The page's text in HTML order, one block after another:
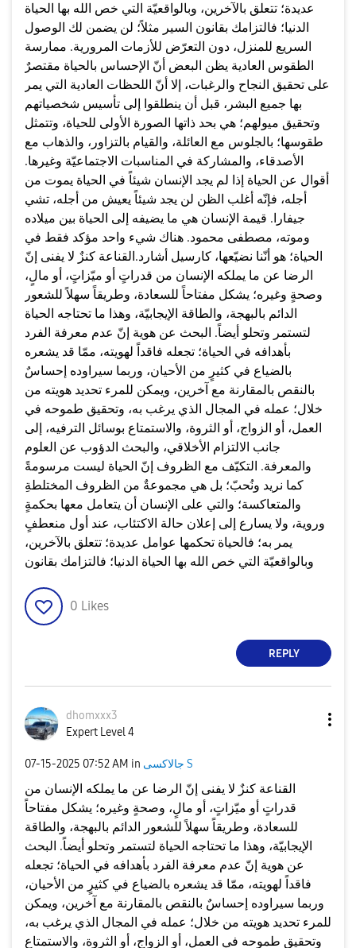
عديدة؛ تتعلق بالآخرين، وبالواقعيّة التي خص الله بها الحياة
الدنيا؛ فالتزامك بقانون السير مثلاً؛ لن يضمن لك الوصول
السريع للمنزل، دون التعرّض للأزمات المرورية. ممارسة
الطقوس العادية يظن البعض أنّ الإحساس بالحياة مقتصرٌ
على تحقيق النجاح والرغبات، إلا أنّ اللحظات العادية التي يمر
بها جميع البشر، قبل أن ينطلقوا إلى تأسيس شخصياتهم
وتحقيق ميولهم؛ هي بحد ذاتها الصورة الأولى للحياة، وتتمثل
طقوسها؛ بالجلوس مع العائلة، والقيام بالتزاور، والذهاب مع
الأصدقاء، والمشاركة في المناسبات الاجتماعيّة وغيرها.
أقوال عن الحياة إذا لم يجد الإنسان شيئاً في الحياة يموت من
أجله، فإنّه أغلب الظن لن يجد شيئاً يعيش من أجله، تشي
جيفارا. قيمة الإنسان هي ما يضيفه إلى الحياة بين ميلاده
وموته، مصطفى محمود. هناك شيء واحد مؤكد فقط في
الحياة؛ هو أنّنا نضيّعها، كارسيل أشارد.القناعة كنزٌ لا يفنى إنّ
الرضا عن ما يملكه الإنسان من قدراتٍ أو ميّزاتٍ، أو مالٍ،
وصحةٍ وغيره؛ يشكل مفتاحاً للسعادة، وطريقاً سهلاً للشعور
الدائم بالبهجة، والطاقة الإيجابيّة، وهذا ما تحتاجه الحياة
لتستمر وتحلو أيضاً. البحث عن هوية إنّ عدم معرفة الفرد
بأهدافه في الحياة؛ تجعله فاقداً لهويته، ممّا قد يشعره
بالضياع في كثيرٍ من الأحيان، وربما سيراوده إحساسٌ
بالنقص بالمقارنة مع آخرين، ويمكن للمرء تحديد هويته من
خلال؛ عمله في المجال الذي يرغب به، وتحقيق طموحه في
العمل، أو الزواج، أو الثروة، والاستمتاع بوسائل الترفيه، إلى
جانب الالتزام الأخلاقي، والبحث الدؤوب عن العلوم
والمعرفة. التكيّف مع الظروف إنّ الحياة ليست مرسومةً
كما نريد ونُحبّ؛ بل هي مجموعةٌ من الظروف المختلطةِ
والمتعاكسة؛ والتي على الإنسان أن يتعامل معها بحكمةٍ
وروية، ولا يسارع إلى إعلان حالة الاكتئاب، عند أول منعطفٍ
يمر به؛ فالحياة تحكمها عوامل عديدة؛ تتعلق بالآخرين،
وبالواقعيّة التي خص الله بها الحياة الدنيا؛ فالتزامك بقانون
0 Likes
REPLY
dhomxxx3
Expert Level 4
‎07-15-2025 07:52 AM in جالاكسى S
القناعة كنزٌ لا يفنى إنّ الرضا عن ما يملكه الإنسان من
قدراتٍ أو ميّزاتٍ، أو مالٍ، وصحةٍ وغيره؛ يشكل مفتاحاً
للسعادة، وطريقاً سهلاً للشعور الدائم بالبهجة، والطاقة
الإيجابيّة، وهذا ما تحتاجه الحياة لتستمر وتحلو أيضاً. البحث
عن هوية إنّ عدم معرفة الفرد بأهدافه في الحياة؛ تجعله
فاقداً لهويته، ممّا قد يشعره بالضياع في كثيرٍ من الأحيان،
وربما سيراوده إحساسٌ بالنقص بالمقارنة مع آخرين، ويمكن
للمرء تحديد هويته من خلال؛ عمله في المجال الذي يرغب به،
وتحقيق طموحه في العمل، أو الزواج، أو الثروة، والاستمتاع